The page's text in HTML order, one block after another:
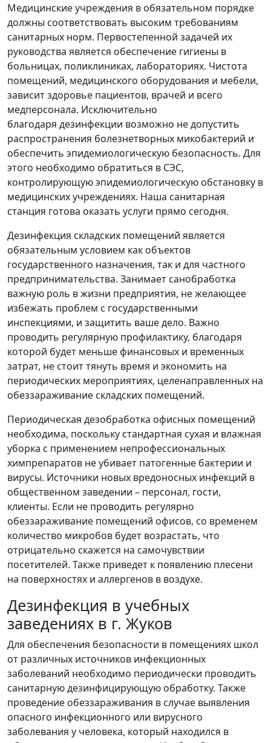
Медицинские учреждения в обязательном порядке
должны соответствовать высоким требованиям
санитарных норм. Первостепенной задачей их
руководства является обеспечение гигиены в
больницах, поликлиниках, лабораториях. Чистота
помещений, медицинского оборудования и мебели,
зависит здоровье пациентов, врачей и всего
медперсонала. Исключительно
благодаря дезинфекции возможно не допустить
распространения болезнетворных микобактерий и
обеспечить эпидемиологическую безопасность. Для
этого необходимо обратиться в СЭС,
контролирующую эпидемиологическую обстановку в
медицинских учреждениях. Наша санитарная
станция готова оказать услуги прямо сегодня.
Дезинфекция складских помещений является
обязательным условием как объектов
государственного назначения, так и для частного
предпринимательства. Занимает санобработка
важную роль в жизни предприятия, не желающее
избежать проблем с государственными
инспекциями, и защитить ваше дело. Важно
проводить регулярную профилактику, благодаря
которой будет меньше финансовых и временных
затрат, не стоит тянуть время и экономить на
периодических мероприятиях, целенаправленных на
обеззараживание складских помещений.
Периодическая дезобработка офисных помещений
необходима, поскольку стандартная сухая и влажная
уборка с применением непрофессиональных
химпрепаратов не убивает патогенные бактерии и
вирусы. Источники новых вредоносных инфекций в
общественном заведении – персонал, гости,
клиенты. Если не проводить регулярно
обеззараживание помещений офисов, со временем
количество микробов будет возрастать, что
отрицательно скажется на самочувствии
посетителей. Также приведет к появлению плесени
на поверхностях и аллергенов в воздухе.
Дезинфекция в учебных
заведениях в г. Жуков
Для обеспечения безопасности в помещениях школ
от различных источников инфекционных
заболеваний необходимо периодически проводить
санитарную дезинфицирующую обработку. Также
проведение обеззараживания в случае выявления
опасного инфекционного или вирусного
заболевания у человека, который находился в